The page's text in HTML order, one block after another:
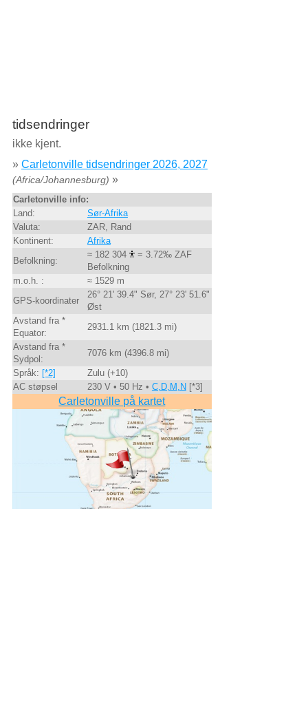
tidsendringer
ikke kjent.
» Carletonville tidsendringer 2026, 2027
(Africa/Johannesburg) »
Carletonville info:
Land:
Sør-Afrika
Valuta:
ZAR, Rand
Kontinent:
Afrika
Befolkning:
≈ 182 304
= 3.72‰ ZAF
Befolkning
m.o.h. :
≈ 1529 m
GPS-koordinater
26° 21' 39.4" Sør, 27° 23' 51.6"
Øst
Avstand fra *
Equator:
2931.1 km (1821.3 mi)
Avstand fra *
Sydpol:
7076 km (4396.8 mi)
Språk: [*2]
Zulu (+10)
AC støpsel
230 V • 50 Hz • C,D,M,N [*3]
Carletonville på kartet